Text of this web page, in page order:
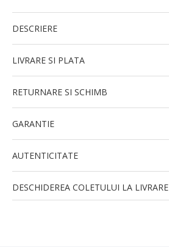
DESCRIERE
LIVRARE SI PLATA
RETURNARE SI SCHIMB
GARANTIE
AUTENTICITATE
DESCHIDEREA COLETULUI LA LIVRARE